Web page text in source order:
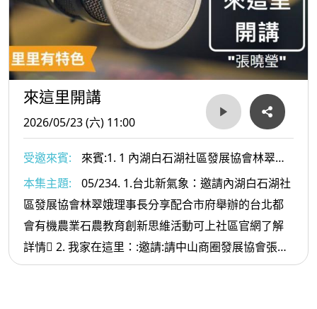
來這里開講
2026/05/23 (六) 11:00
受邀來賓:
來賓:1. 1 內湖白石湖社區發展協會林翠娥
理事長2. 中山商圈發展協會張碧真秘書長
本集主題:
05/234. 1.台北新氣象：邀請內湖白石湖社
區發展協會林翠娥理事長分享配合市府舉辦的台北都
會有機農業石農教育創新思維活動可上社區官網了解
詳情 2. 我家在這里：:邀請:請中山商圈發展協會張碧
真秘書長分享日前舉辦的公益活動及母親節園遊會的